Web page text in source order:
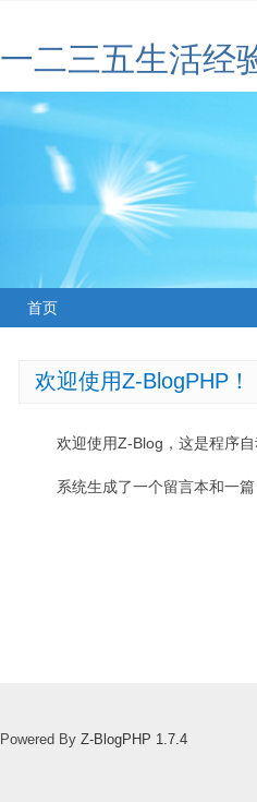
一二三五生活经
首页
欢迎使用Z-BlogPHP！
欢迎使用Z-Blog，这是程序
系统生成了一个留言本和一
Powered By Z-BlogPHP 1.7.4